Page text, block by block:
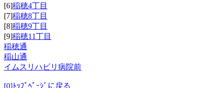
[6]稲穂4丁目
[7]稲穂8丁目
[8]稲穂9丁目
[9]稲穂11丁目
稲穂通
稲山通
イムスリハビリ病院前
[0]ﾄｯﾌﾟﾍﾟｰｼﾞに戻る